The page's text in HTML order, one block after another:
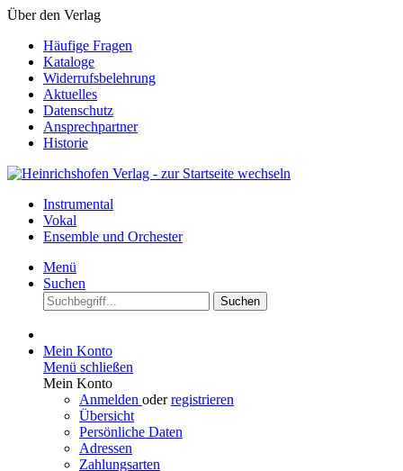
Über den Verlag
Häufige Fragen
Kataloge
Widerrufsbelehrung
Aktuelles
Datenschutz
Ansprechpartner
Historie
Instrumental
Vokal
Ensemble und Orchester
Menü
Suchen
Suchen
Mein Konto
Menü schließen
Mein Konto
Anmelden oderregistrieren
Übersicht
Persönliche Daten
Adressen
Zahlungsarten